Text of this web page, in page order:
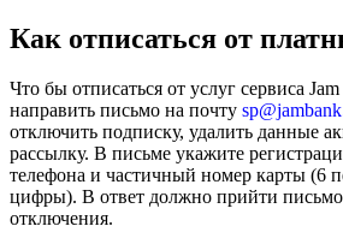
Как отписаться от
Что бы отписаться от услуг сервиса
направить письмо на почту
отключить подписку, удалить данные
рассылку. В письме укажите
телефона и частичный номер карты (6
цифры). В ответ должно прийти
отключения.